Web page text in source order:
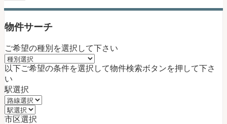
物件サーチ
ご希望の種別を選択して下さい
以下ご希望の条件を選択して物件検索ボタンを押して下さ
い
駅選択
市区選択